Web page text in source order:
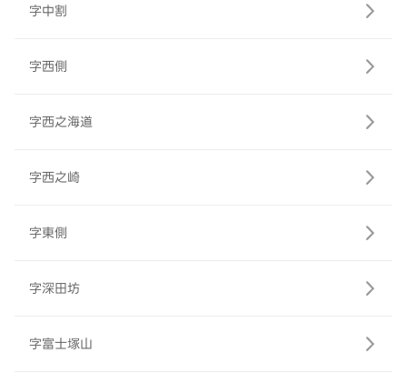
字中割
字西側
字西之海道
字西之崎
字東側
字深田坊
字富士塚山